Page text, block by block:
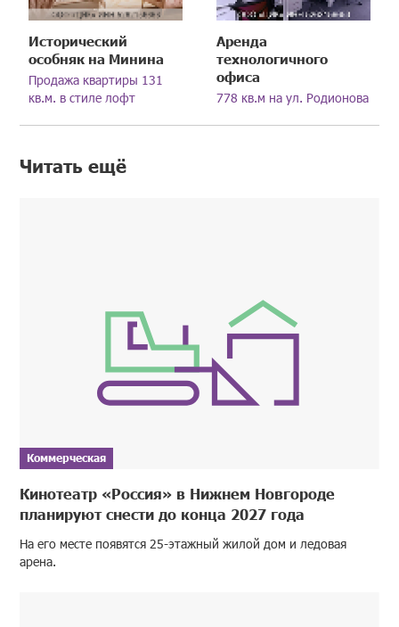
Исторический
особняк на Минина
Продажа квартиры 131
кв.м. в стиле лофт
Аренда
технологичного
офиса
778 кв.м на ул. Родионова
Читать ещё
Коммерческая
Кинотеатр «Россия» в Нижнем Новгороде
планируют снести до конца 2027 года
На его месте появятся 25-этажный жилой дом и ледовая
арена.